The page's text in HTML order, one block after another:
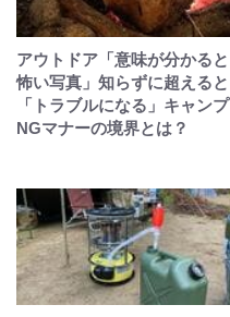
アウトドア「意味が分かると
怖い写真」知らずに超えると
「トラブルになる」キャンプ
NGマナーの境界とは？